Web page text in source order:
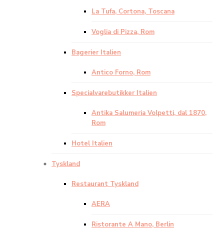
La Tufa, Cortona, Toscana
Voglia di Pizza, Rom
Bagerier Italien
Antico Forno, Rom
Specialvarebutikker Italien
Antika Salumeria Volpetti, dal 1870,
Rom
Hotel Italien
Tyskland
Restaurant Tyskland
AERA
Ristorante A Mano, Berlin